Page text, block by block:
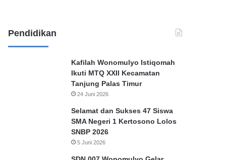
Pendidikan
Kafilah Wonomulyo Istiqomah
Ikuti MTQ XXII Kecamatan
Tanjung Palas Timur
24 Juni 2026
Selamat dan Sukses 47 Siswa
SMA Negeri 1 Kertosono Lolos
SNBP 2026
5 Juni 2026